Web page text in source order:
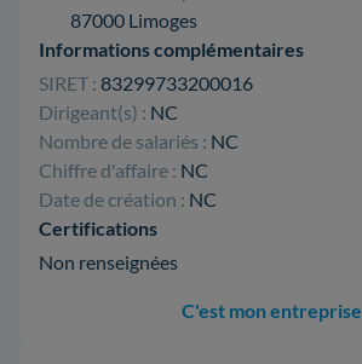
87000 Limoges
Informations complémentaires
SIRET : 83299733200016
Dirigeant(s) : NC
Nombre de salariés : NC
Chiffre d'affaire : NC
Date de création : NC
Certifications
Non renseignées
C'est mon entreprise